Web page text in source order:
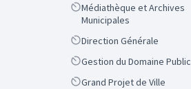
Scope
Médiathèque et Archives
Municipales
ScopeDirection Générale
ScopeGestion du Domaine Public
ScopeGrand Projet de Ville